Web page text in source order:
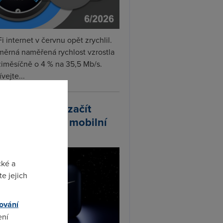
internet v červnu opět zrychlil.
naměřená rychlost vzrostla
o 4 % na 35,5 Mb/s.
plánuje začít
vlastní mobilní
a
jejich